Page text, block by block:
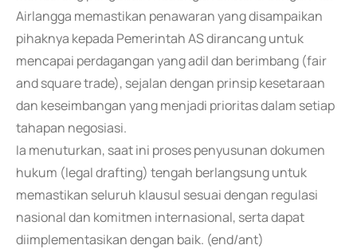
Airlangga memastikan penawaran yang disampaikan
pihaknya kepada Pemerintah AS dirancang untuk
mencapai perdagangan yang adil dan berimbang (fair
and square trade), sejalan dengan prinsip kesetaraan
dan keseimbangan yang menjadi prioritas dalam setiap
tahapan negosiasi.
Ia menuturkan, saat ini proses penyusunan dokumen
hukum (legal drafting) tengah berlangsung untuk
memastikan seluruh klausul sesuai dengan regulasi
nasional dan komitmen internasional, serta dapat
diimplementasikan dengan baik. (end/ant)